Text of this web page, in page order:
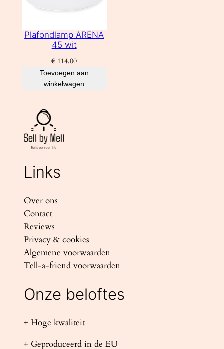
Plafondlamp ARENA
45 wit
€ 114,00
Toevoegen aan
winkelwagen
Links
Over ons
Contact
Reviews
Privacy & cookies
Algemene voorwaarden
Tell-a-friend voorwaarden
Onze beloftes
+ Hoge kwaliteit
+ Geproduceerd in de EU